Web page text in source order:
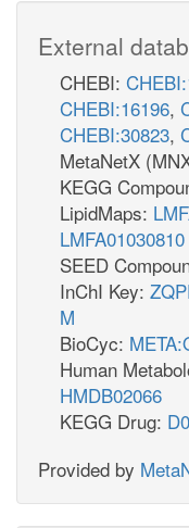
External
CHEBI:
CHEBI:16196,
CHEBI:30823,
MetaNetX
KEGG
LipidMaps:
LMFA01030810
SEED
InChI Key:
M
BioCyc:
Human
HMDB02066
KEGG Drug:
Provided by